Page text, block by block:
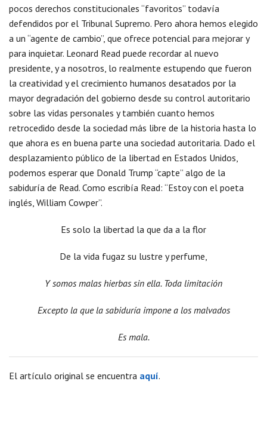
pocos derechos constitucionales “favoritos” todavía
defendidos por el Tribunal Supremo. Pero ahora hemos elegido
a un “agente de cambio”, que ofrece potencial para mejorar y
para inquietar. Leonard Read puede recordar al nuevo
presidente, y a nosotros, lo realmente estupendo que fueron
la creatividad y el crecimiento humanos desatados por la
mayor degradación del gobierno desde su control autoritario
sobre las vidas personales y también cuanto hemos
retrocedido desde la sociedad más libre de la historia hasta lo
que ahora es en buena parte una sociedad autoritaria. Dado el
desplazamiento público de la libertad en Estados Unidos,
podemos esperar que Donald Trump “capte” algo de la
sabiduría de Read. Como escribía Read: “Estoy con el poeta
inglés, William Cowper”.
Es solo la libertad la que da a la flor
De la vida fugaz su lustre y perfume,
Y somos malas hierbas sin ella. Toda limitación
Excepto la que la sabiduría impone a los malvados
Es mala.
El artículo original se encuentra aquí.